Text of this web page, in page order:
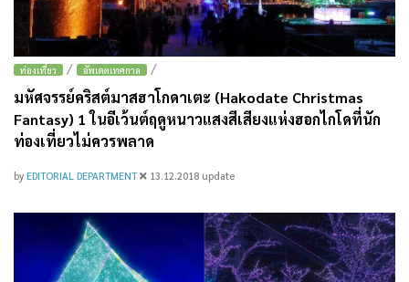
ท่องเที่ยว / อัพเดตเทศกาล /
มหัศจรรย์คริสต์มาสฮาโกดาเตะ (Hakodate Christmas
Fantasy) 1 ในอีเว้นต์ฤดูหนาวแสงสีเสียงแห่งฮอกไกโดที่นัก
ท่องเที่ยวไม่ควรพลาด
by EDITORIAL DEPARTMENT 13.12.2018 update